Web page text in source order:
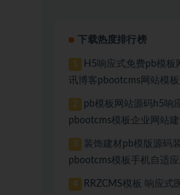
下载热度排行榜
1
H5响应式免费pb模板
讯博客pbootcms网站模
2
pb模板网站源码h5响
pbootcms模板企业网站
3
装饰建材pb模版源码
pbootcms模板手机自适应
4
RRZCMS模板 响应式